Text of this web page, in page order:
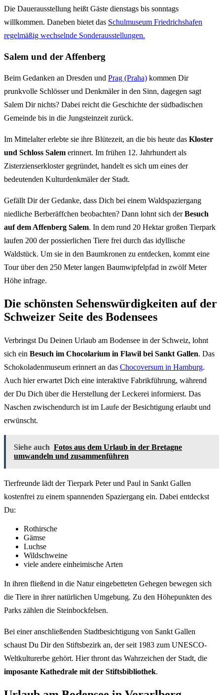
Die Dauerausstellung heißt Gäste dienstags bis sonntags
willkommen. Daneben bietet das Schulmuseum Friedrichshafen
regelmäßig wechselnde Sonderausstellungen.
Salem und der Affenberg
Beim Gedanken an Dresden und Prag (Praha) kommen Dir
prunkvolle Schlösser und Denkmäler in den Sinn, dagegen sagt
Salem Dir nichts? Dabei reicht die Geschichte der südbadischen
Gemeinde bis in die Jungsteinzeit zurück.
Im Mittelalter erlebte sie ihre Blütezeit, an die bis heute das Kloster
und Schloss Salem erinnert. Im frühen 12. Jahrhundert als
Zisterzienserkloster gegründet, handelt es sich um eines der
bedeutenden Kulturdenkmäler der Stadt.
Gefällt Dir der Gedanke, dass Dich bei einem Waldspaziergang
niedliche Berberäffchen beobachten? Dann lohnt sich derBesuch
auf dem Affenberg Salem. In dem rund 20 Hektar großen Tierpark
laufen 200 der possierlichen Tiere frei durch das idyllische
Waldstück. Um sie in den Baumkronen zu entdecken, kommt eine
Tour über den 250 Meter langen Baumwipfelpfad in zwölf Meter
Höhe infrage.
Die schönsten Sehenswürdigkeiten auf der
Schweizer Seite des Bodensees
Verbringst Du Deinen Urlaub am Bodensee in der Schweiz, lohnt
sich ein Besuch im Chocolarium in Flawil bei Sankt Gallen. Das
Schokoladenmuseum erinnert an das Chocoversum in Hamburg.
Auch hier erwartet Dich eine interaktive Fabrikführung, während
der Du Dich über die Herstellung der Leckerei informierst. Das
Naschen zwischendurch ist im Laufe der Besichtigung erlaubt und
erwünscht.
Siehe auch Fotos aus dem Urlaub in der Bretagne
umwandeln und zusammenführen
Tierfreunde lädt der Tierpark Peter und Paul in Sankt Gallen
kostenfrei zu einem spannenden Spaziergang ein. Dabei entdeckst
Du:
Rothirsche
Gämse
Luchse
Wildschweine
viele andere einheimische Arten
In ihren fließend in die Natur eingebetteten Gehegen bewegen sich
die Tiere in ihrer natürlichen Umgebung. Zu den Höhepunkten des
Parks zählen die Steinbockfelsen.
Bei einer anschließenden Stadtbesichtigung von Sankt Gallen
schaust Du Dir den Stiftsbezirk an, der seit 1983 zum UNESCO-
Weltkulturerbe gehört. Hier thront das Wahrzeichen der Stadt, die
imposante Kathedrale mit der Stiftsbibliothek.